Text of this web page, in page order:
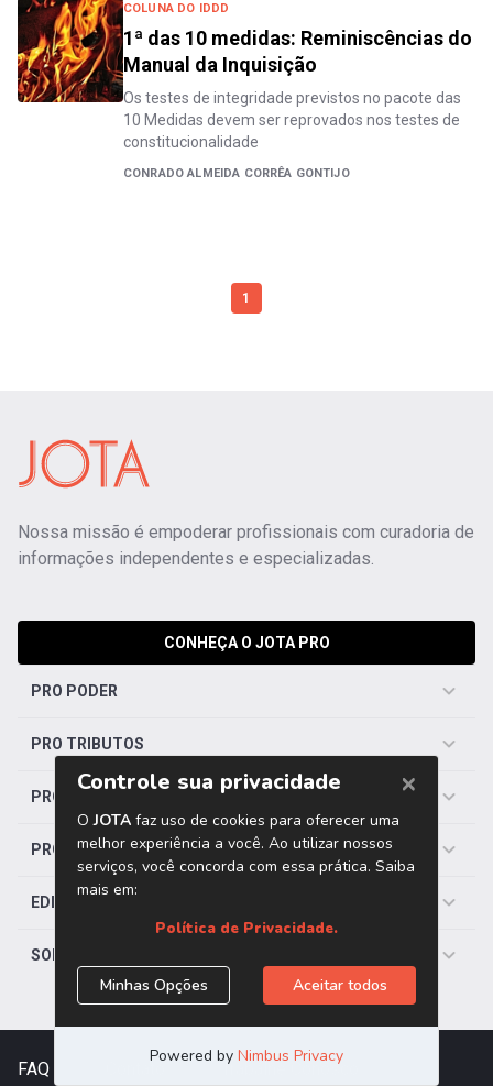
COLUNA DO IDDD
1ª das 10 medidas: Reminiscências do
Manual da Inquisição
Os testes de integridade previstos no pacote das
10 Medidas devem ser reprovados nos testes de
constitucionalidade
CONRADO ALMEIDA CORRÊA GONTIJO
1
Nossa missão é empoderar profissionais com curadoria de
informações independentes e especializadas.
CONHEÇA O JOTA PRO
PRO PODER
PRO TRIBUTOS
PRO TRABALHISTA
PRO SAÚDE
EDITORIAS
SOBRE O JOTA
FAQ Trabalhe Conosco